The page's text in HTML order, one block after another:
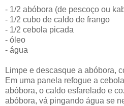
- 1/2 abóbora (de pescoço ou
- 1/2 cubo de caldo de frango
- 1/2 cebola picada
- óleo
- água
Limpe e descasque a abóbora,
Em uma panela refogue a
abóbora, o caldo esfarelado e
abóbora, vá pingando água se